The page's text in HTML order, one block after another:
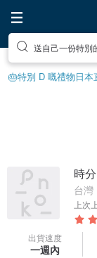
送自己一份特別
🎂特別 D 嘅禮物日本
時
台灣
上次
出貨速度
一週內